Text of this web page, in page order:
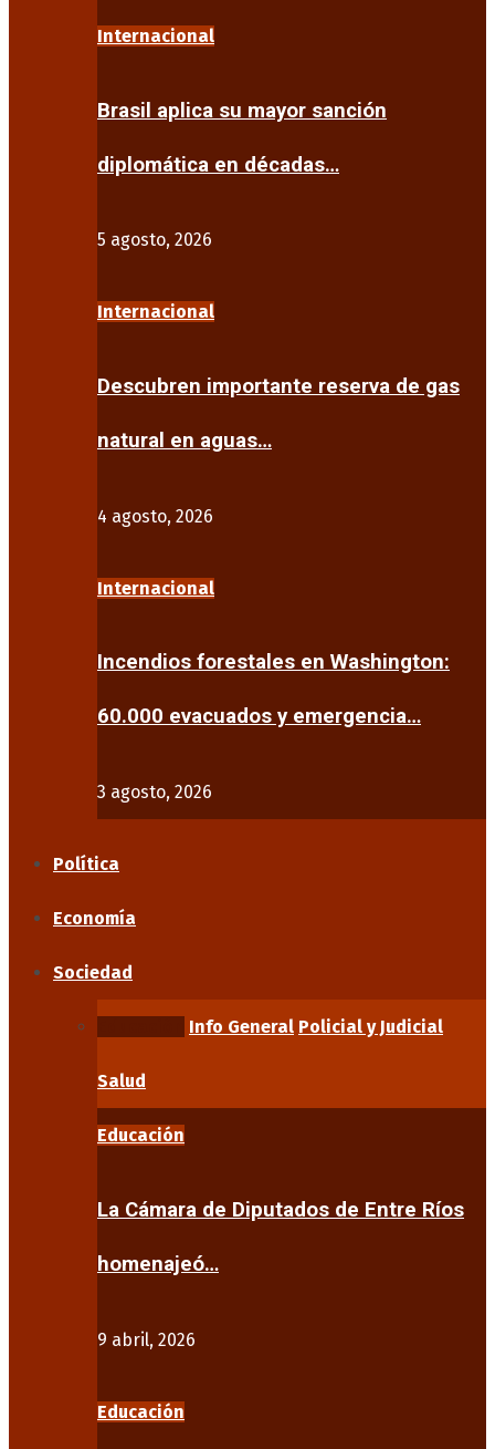
Internacional
Brasil aplica su mayor sanción
diplomática en décadas…
5 agosto, 2026
Internacional
Descubren importante reserva de gas
natural en aguas…
4 agosto, 2026
Internacional
Incendios forestales en Washington:
60.000 evacuados y emergencia…
3 agosto, 2026
Política
Economía
Sociedad
Info General Policial y Judicial
Salud
Educación
La Cámara de Diputados de Entre Ríos
homenajeó…
9 abril, 2026
Educación